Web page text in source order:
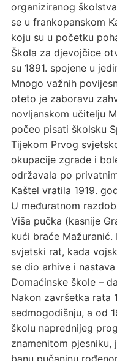
organiziranog
se u frankopanskom
koju su u početku
Škola za djevojčice
su 1891. spojene u
Mnogo važnih
oteto je zaboravu
novljanskom učitelju
počeo pisati školsku
Tijekom Prvog
okupacije zgrade i
održavala po
Kaštel vratila 1919.
U međuratnom
Viša pučka (kasnije
kući braće
svjetski rat, kada
se dio arhive i
Domaćinske škole –
Nakon završetka rata
sedmogodišnju, a od
školu naprednijeg
znamenitom
banu pučaninu